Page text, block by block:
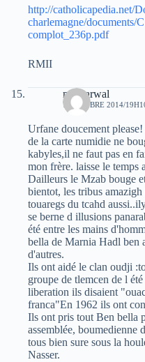
http://catholicapedia.net/
charlemagne/documents/
complot_236p.pdf
RMII
moh arwal
7 OCTOBRE 2014/
Urfane doucement
de la carte numidie ne
kabyles,il ne faut pas en
mon frère. laisse le temps
Dailleurs le Mzab bouge
bientot, les tribus
touaregs du tcahd
se berne d illusions
été entre les mains
bella de Marnia Hadl ben
d'autres.
Ils ont aidé le clan oudji
groupe de tlemcen de l
liberation ils disaient
franca"En 1962 ils ont
Ils ont pris tout Ben bella
assemblée, boumedienne
tous bien sure sous la
Nasser.